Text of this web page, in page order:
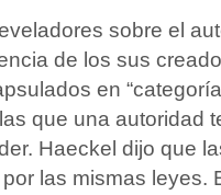
sobre el
de los sus
en
que una autoridad
Haeckel dijo que
las mismas leyes.